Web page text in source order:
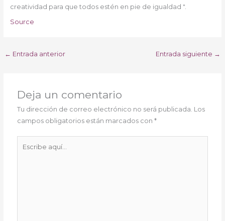
creatividad para que todos estén en pie de igualdad ".
Source
← Entrada anterior Entrada siguiente →
Deja un comentario
Tu dirección de correo electrónico no será publicada. Los
campos obligatorios están marcados con*